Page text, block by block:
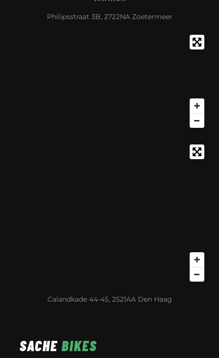
Philipsstraat 3B, 2722NA Zoetermeer
Calandkade 44-45, 2521AA Den Haag
SACHE BIKES